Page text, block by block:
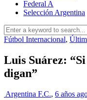
Federal A
Selección Argentina
Fútbol Internacional,
Luis Suárez:
digan”
Argentina F.C., 6 años